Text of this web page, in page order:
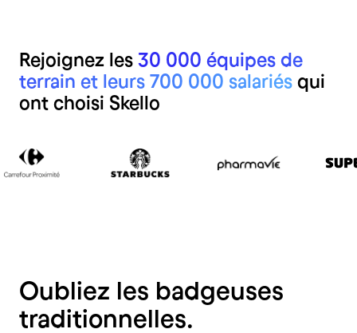
Rejoignez les 30 000 équipes de
terrain et leurs 700 000 salariés qui
ont choisi Skello
Oubliez les badgeuses
traditionnelles.